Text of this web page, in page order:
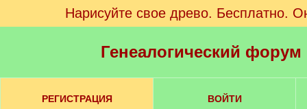
Нарисуйте свое древо. Бесплатно.
Генеалогический
РЕГИСТРАЦИЯ ВОЙТИ